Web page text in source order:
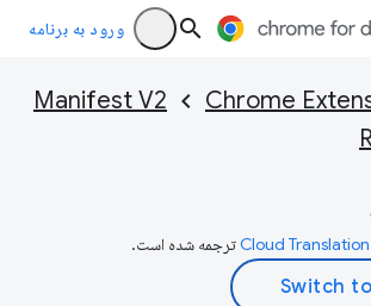
ورود به برنامه
Chrome
Manifest V2
ترجمه شده است.